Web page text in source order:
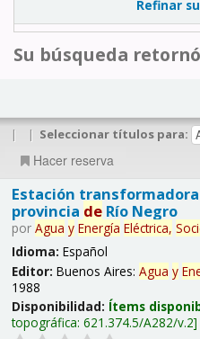
Refinar
Su búsqueda
| | Seleccionar títulos para:
Hacer reserva
Estación
provincia deRío Negro
por Agua y Energía Eléctrica,
Idioma: Español
Editor: Buenos Aires: Agua y
1988
Disponibilidad: Ítems
topográfica: 621.374.5/A282/v.2